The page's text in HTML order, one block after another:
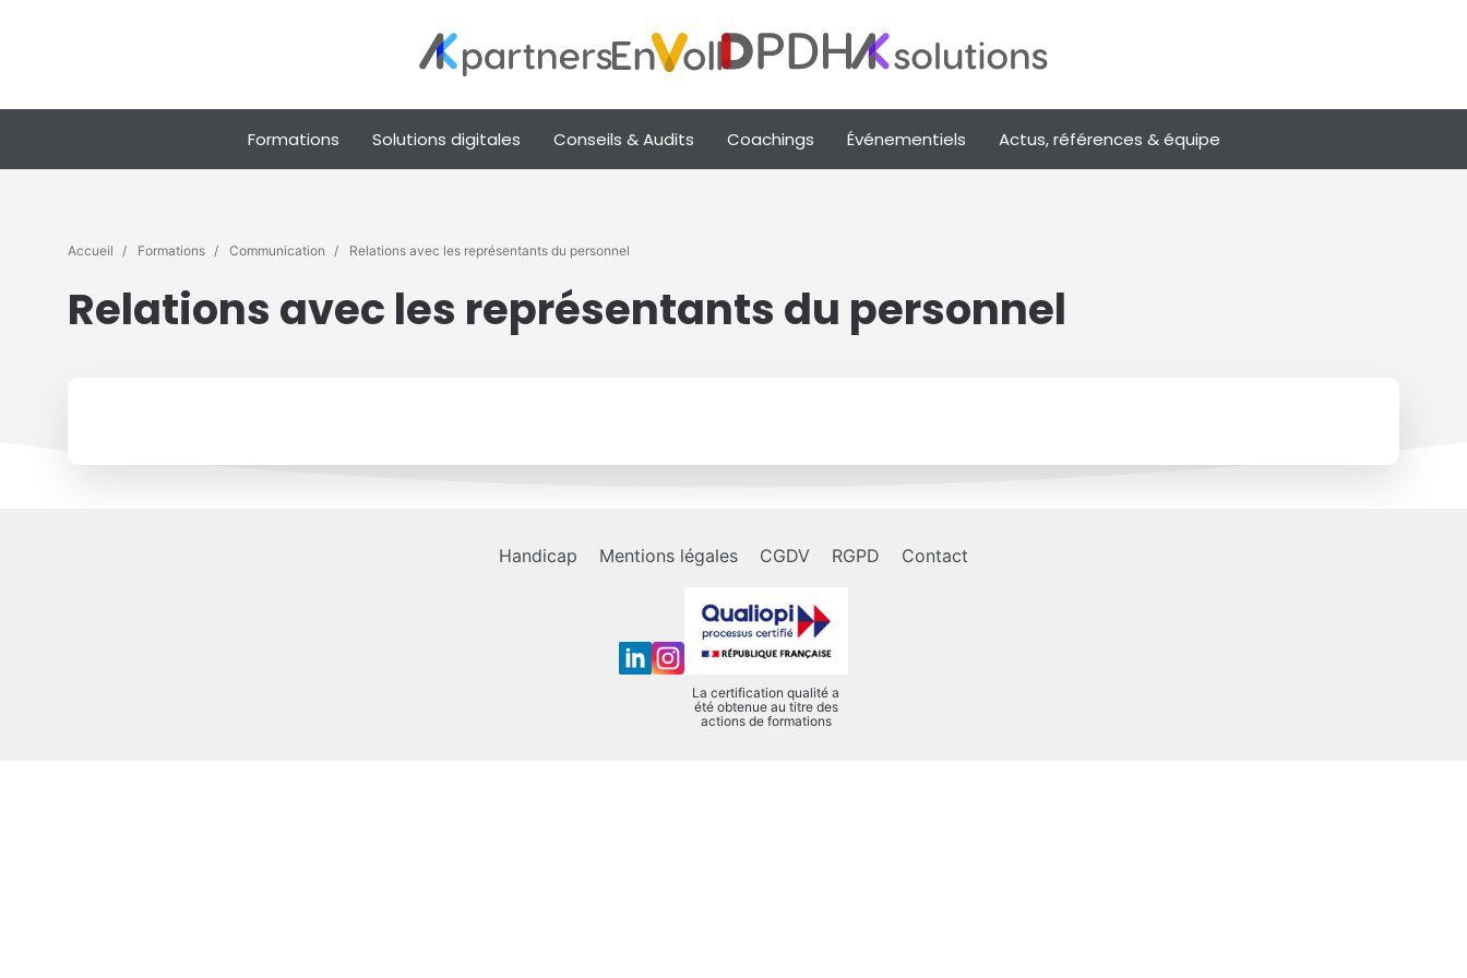
Formations Solutions digitales Conseils & Audits Coachings Événementiels Actus, références & équipe
Accueil Formations Communication Relations avec les représentants du personnel
Relations avec les représentants du personnel
Handicap Mentions légales CGDV RGPD Contact
La certification qualité a
été obtenue au titre des
actions de formations